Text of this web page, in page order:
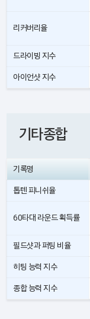
리커버리율
드라이빙 지수
아이언샷 지수
기타종합
기록명
톱텐 피니쉬율
60타대 라운드 획득률
필드샷과 퍼팅 비율
히팅 능력 지수
종합 능력 지수